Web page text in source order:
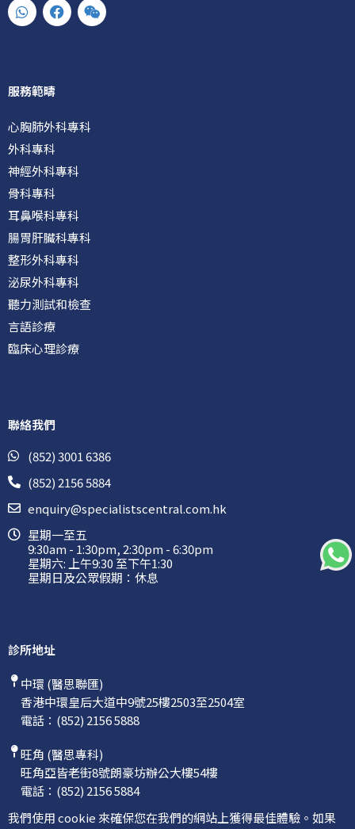
我們使用 cookie 來確保您在我們的網站上獲得最佳體驗。如果
W
h
a
p
F
a
c
W
e
i
服務範疇
心胸肺外科專科
外科專科
神經外科專科
骨科專科
耳鼻喉科專科
腸胃肝臟科專科
整形外科專科
泌尿外科專科
聽力測試和檢查
言語診療
臨床心理診療
聯絡我們
(852) 3001 6386
(852) 2156 5884
enquiry@specialistscentral.com.hk
星期一至五
9:30am - 1:30pm, 2:30pm - 6:30pm
星期六: 上午9:30 至下午1:30
星期日及公眾假期：休息
診所地址
中環 (醫思聯匯)
香港中環皇后大道中9號25樓2503至2504室
電話： (852) 2156 5888
旺角 (醫思專科)
旺角亞皆老街8號朗豪坊辦公大樓54樓
電話： (852) 2156 5884